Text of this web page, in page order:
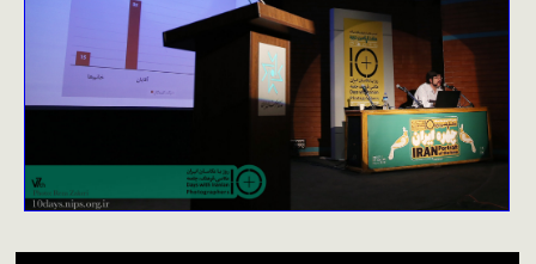
تماس با ما